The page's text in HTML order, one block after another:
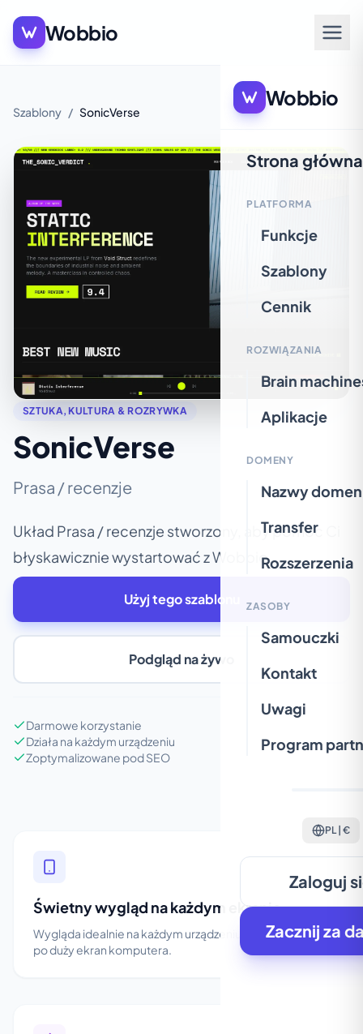
Wobbio
Wobbio
Strona główna
PLATFORMA
Funkcje
Szablony
Cennik
ROZWIĄZANIA
Brain
Aplikacje
DOMENY
Nazwy domen
Transfer
Rozszerzenia
ZASOBY
Samouczki
Kontakt
Uwagi
Program
PL | €
Zaloguj
Zacznij za
Szablony / SonicVerse
SZTUKA, KULTURA & ROZRYWKA
SonicVerse
Prasa / recenzje
Układ Prasa / recenzje stworzony, aby pomóc Ci
błyskawicznie wystartować z Wobbio.
Użyj tego szablonu
Podgląd na żywo
Darmowe korzystanie
Działa na każdym urządzeniu
Zoptymalizowane pod SEO
Świetny wygląd na każdym ekranie
Wygląda idealnie na każdym urządzeniu, od smartfona
po duży ekran komputera.